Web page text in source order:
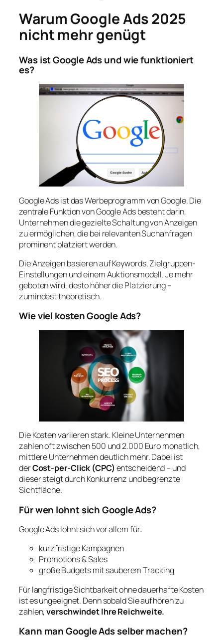
Warum Google Ads 2025
nicht mehr genügt
Was ist Google Ads und wie funktioniert
es?
Google Ads ist das Werbeprogramm von Google. Die
zentrale Funktion von Google Ads besteht darin,
Unternehmen die gezielte Schaltung von Anzeigen
zu ermöglichen, die bei relevanten Suchanfragen
prominent platziert werden.
Die Anzeigen basieren auf Keywords, Zielgruppen-
Einstellungen und einem Auktionsmodell. Je mehr
geboten wird, desto höher die Platzierung –
zumindest theoretisch.
Wie viel kosten Google Ads?
Die Kosten variieren stark. Kleine Unternehmen
zahlen oft zwischen 500 und 2.000 Euro monatlich,
mittlere Unternehmen deutlich mehr. Dabei ist
derCost-per-Click (CPC) entscheidend – und
dieser steigt durch Konkurrenz und begrenzte
Sichtfläche.
Für wen lohnt sich Google Ads?
Google Ads lohnt sich vor allem für:
kurzfristige Kampagnen
Promotions & Sales
große Budgets mit sauberem Tracking
Für langfristige Sichtbarkeit ohne dauerhafte Kosten
ist es ungeeignet. Denn sobald Sie aufhören zu
zahlen,verschwindet Ihre Reichweite.
Kann man Google Ads selber machen?